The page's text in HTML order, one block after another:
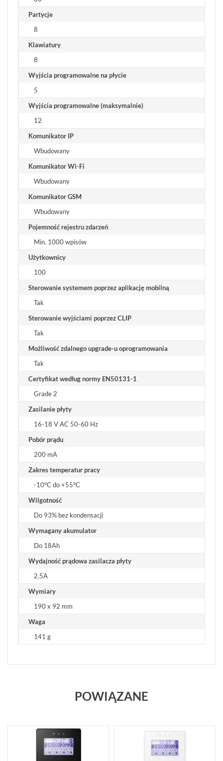
MANAGER
ZESTAWY
WYPRZEDAŻ
(102)
PROMOCJE
Informacje
AKTUALNOŚCI
SZKOLENIA
KONTAKT
CENNIKI
ZWROT
SERWIS
REKLAMACJE
SKLEPU
REGULAMIN
POLITYKA
PRYWATNOŚCI
KODY
Partycje
8
Klawiatury
8
Wyjścia programowalne na płycie
5
Wyjścia programowalne (maksymalnie)
12
Komunikator IP
Wbudowany
Komunikator Wi-Fi
Wbudowany
Komunikator GSM
Wbudowany
Pojemność rejestru zdarzeń
Min. 1000 wpisów
Użytkownicy
100
Sterowanie systemem poprzez aplikację mobilną
Tak
Sterowanie wyjściami poprzez CLIP
Tak
Możliwość zdalnego upgrade-u oprogramowania
Tak
Certyfikat według normy EN50131-1
Grade 2
Zasilanie płyty
16-18 V AC 50-60 Hz
Pobór prądu
200 mA
Zakres temperatur pracy
-10°C do +55°C
Wilgotność
Do 93% bez kondensacji
Wymagany akumulator
Do 18Ah
Wydajność prądowa zasilacza płyty
2.5A
Wymiary
190 x 92 mm
Waga
141 g
POWIĄZANE